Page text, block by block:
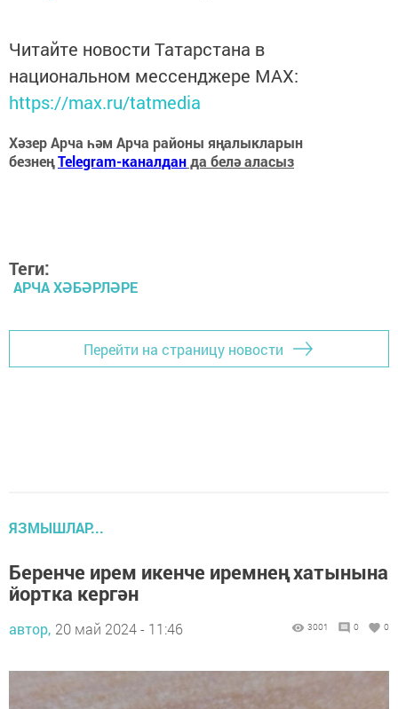
Читайте новости Татарстана в
национальном мессенджере MАХ:
https://max.ru/tatmedia
Хәзер Арча һәм Арча районы яңалыкларын
безнеңTelegram-каналданда белә аласыз
Теги:
АРЧА ХӘБӘРЛӘРЕ
Перейти на страницу новости
ЯЗМЫШЛАР...
Беренче ирем икенче иремнең хатынына
йортка кергән
автор, 20 май 2024 - 11:46 3001 0 0